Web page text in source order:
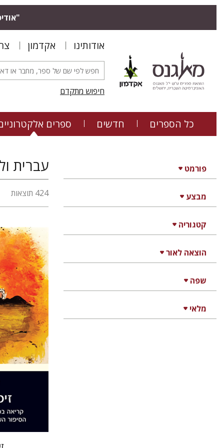
אודותינו אקדמון
חיפוש מתקדם
כל הספרים חדשים ספרים
פורמט
מבצע
קטגוריה
הוצאה לאור
שפה
מלאי
עברית
424 תוצאות
דינה